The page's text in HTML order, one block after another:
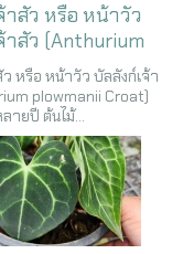
าสัว หรือ หน้าวัว
าสัว (Anthurium
Croat)
หรือ หน้าวัว บัลลังก์เจ้า
plowmanii Croat)
ายปี ต้นไม้...